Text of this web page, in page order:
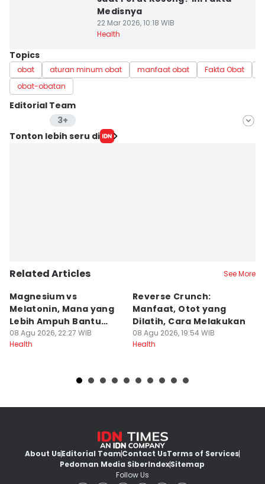
Medisnya
22 Mar 2026, 10:18 WIB
Health
Topics
obat aturan minum obat manfaat obat Fakta Obat
obat-obatan
Editorial Team
3+
Editor
Tonton lebih seru di
Related Articles See More
Magnesium vs
Melatonin, Mana yang
Lebih Ampuh Bantu
Tidur?
08 Agu 2026, 22:27 WIB
Health
Reverse Crunch:
Manfaat, Otot yang
Dilatih, Cara Melakukan
08 Agu 2026, 19:54 WIB
Health
About UsEditorial TeamContact UsTerms of Services
Pedoman Media SiberIndexSitemap
Follow Us